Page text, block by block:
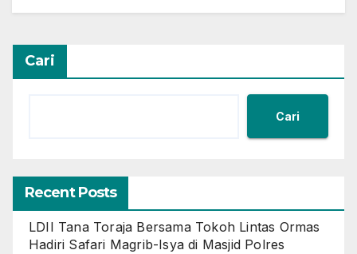
Cari
Cari
Recent Posts
LDII Tana Toraja Bersama Tokoh Lintas Ormas
Hadiri Safari Magrib-Isya di Masjid Polres